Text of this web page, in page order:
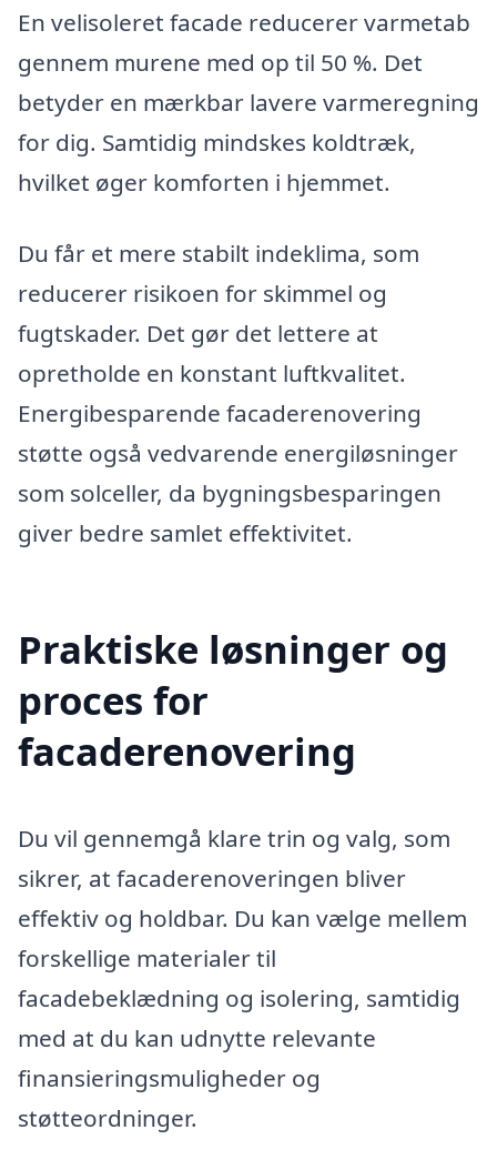
En velisoleret facade reducerer varmetab
gennem murene med op til 50 %. Det
betyder en mærkbar lavere varmeregning
for dig. Samtidig mindskes koldtræk,
hvilket øger komforten i hjemmet.
Du får et mere stabilt indeklima, som
reducerer risikoen for skimmel og
fugtskader. Det gør det lettere at
opretholde en konstant luftkvalitet.
Energibesparende facaderenovering
støtte også vedvarende energiløsninger
som solceller, da bygningsbesparingen
giver bedre samlet effektivitet.
Praktiske løsninger og
proces for
facaderenovering
Du vil gennemgå klare trin og valg, som
sikrer, at facaderenoveringen bliver
effektiv og holdbar. Du kan vælge mellem
forskellige materialer til
facadebeklædning og isolering, samtidig
med at du kan udnytte relevante
finansieringsmuligheder og
støtteordninger.